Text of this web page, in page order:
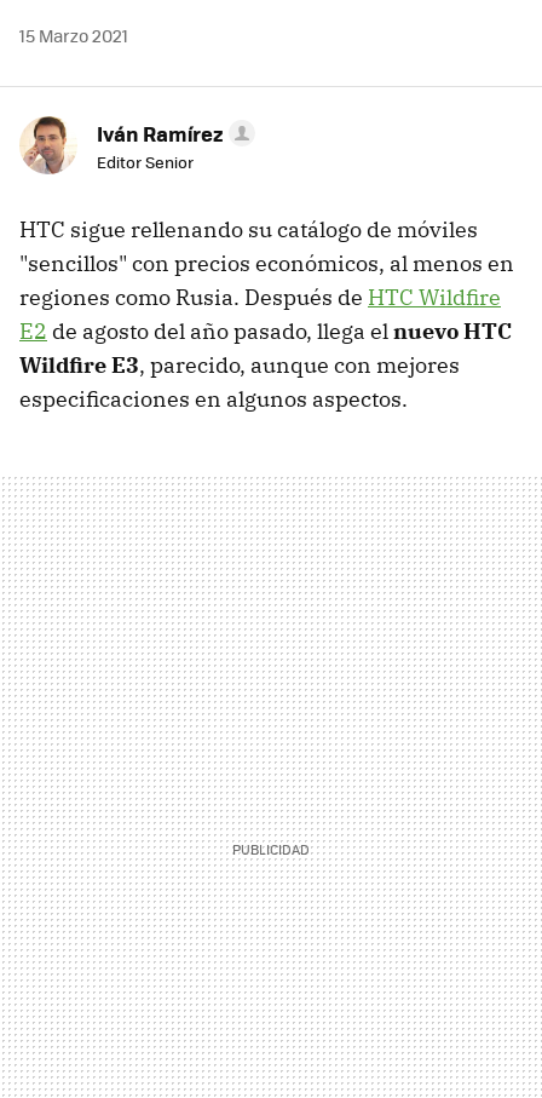
15 Marzo 2021
Iván Ramírez
Editor Senior
HTC sigue rellenando su catálogo de móviles
"sencillos" con precios económicos, al menos en
regiones como Rusia. Después de HTC Wildfire
E2 de agosto del año pasado, llega elnuevo HTC
Wildfire E3, parecido, aunque con mejores
especificaciones en algunos aspectos.